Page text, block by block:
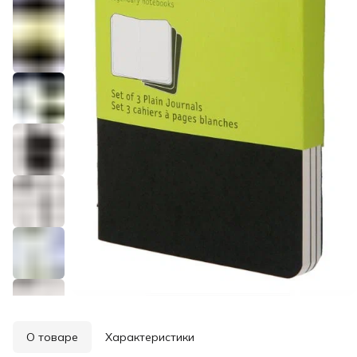
О товаре Характеристики